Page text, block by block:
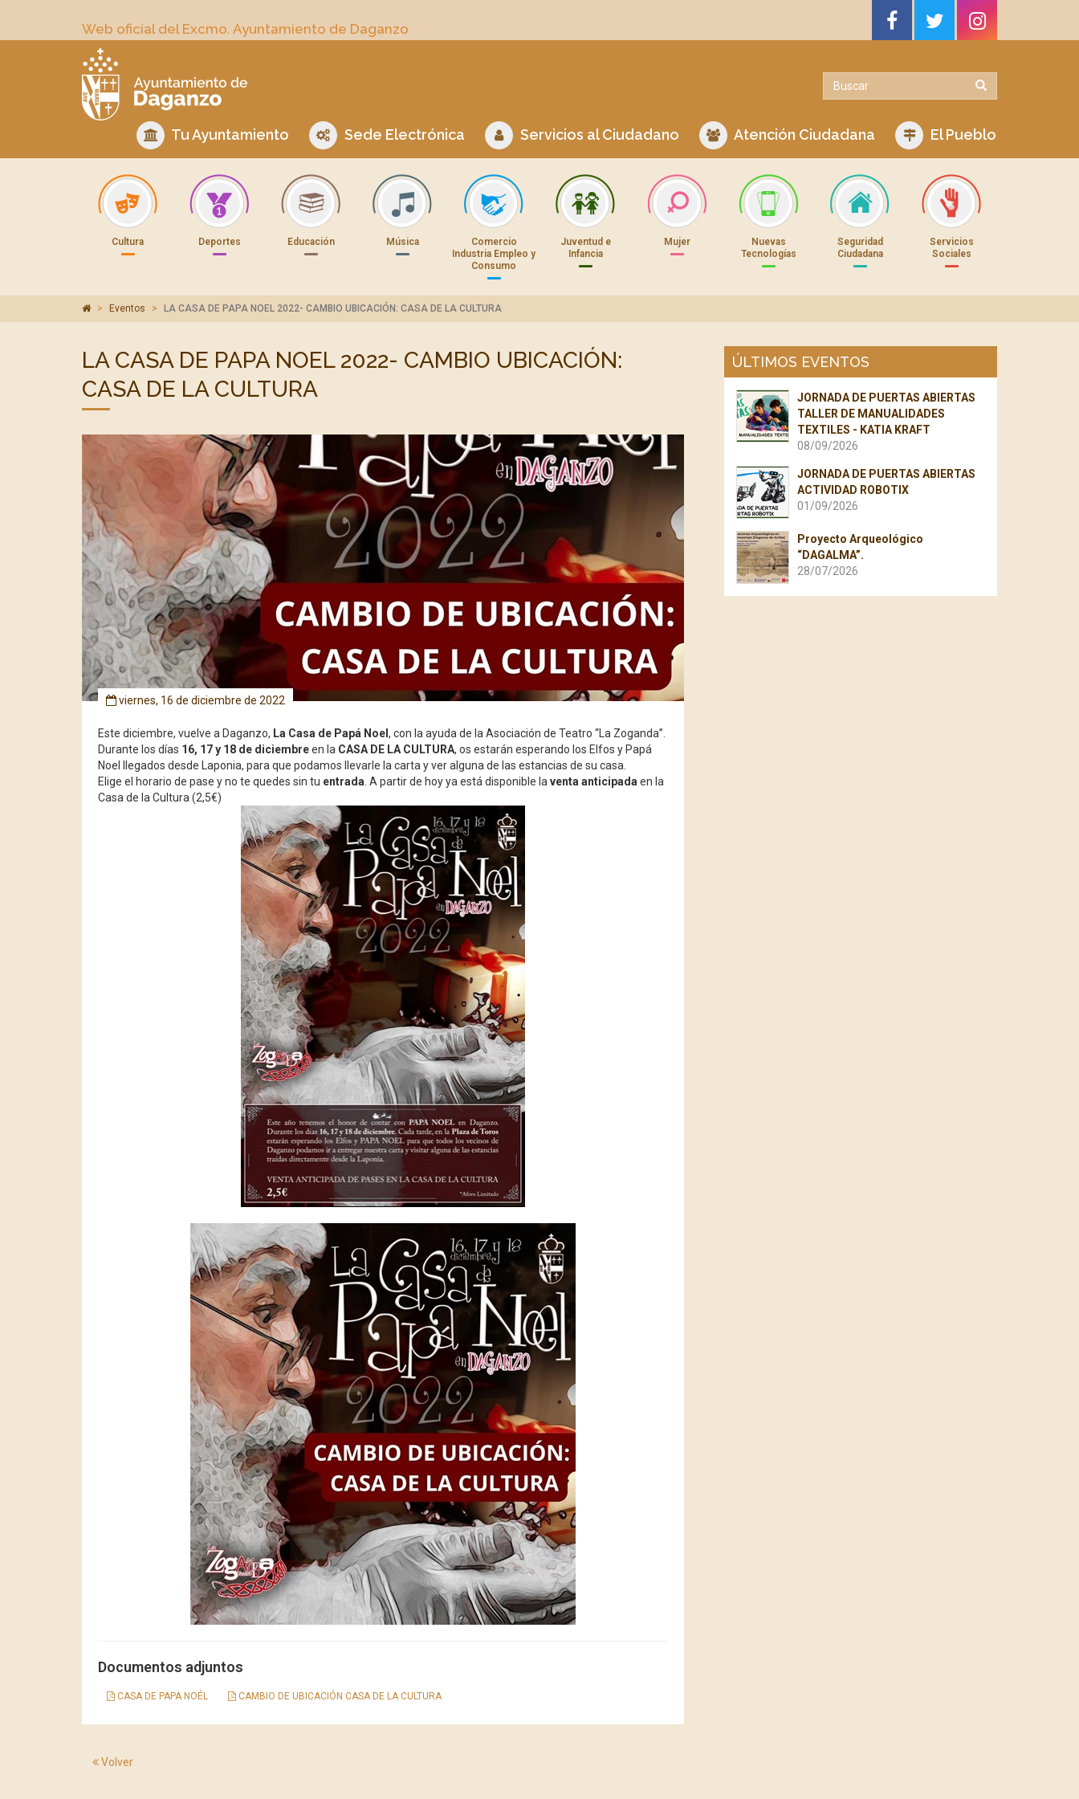
Web oficial del Excmo. Ayuntamiento de Daganzo
Tu Ayuntamiento Sede Electrónica Servicios al Ciudadano Atención Ciudadana El Pueblo
Cultura Deportes Educación Música
Comercio
Industria Empleo y
Consumo
Juventud e
Infancia
Mujer
Nuevas
Tecnologías
Seguridad
Ciudadana
Servicios
Sociales
Eventos LA CASA DE PAPA NOEL 2022- CAMBIO UBICACIÓN: CASA DE LA CULTURA
LA CASA DE PAPA NOEL 2022- CAMBIO UBICACIÓN:
CASA DE LA CULTURA
viernes, 16 de diciembre de 2022
Este diciembre, vuelve a Daganzo, La Casa de Papá Noel , con la ayuda de la Asociación de Teatro “La Zoganda”.
Durante los días 16, 17 y 18 de diciembreen la CASA DE LA CULTURA, os estarán esperando los Elfos y Papá
Noel llegados desde Laponia, para que podamos llevarle la carta y ver alguna de las estancias de su casa.
Elige el horario de pase y no te quedes sin tu entrada . A partir de hoy ya está disponible la venta anticipada en la
Casa de la Cultura (2,5€)
Documentos adjuntos
CASA DE PAPA NOÉL CAMBIO DE UBICACIÓN CASA DE LA CULTURA
Volver
ÚLTIMOS EVENTOS
JORNADA DE PUERTAS ABIERTAS
TALLER DE MANUALIDADES
TEXTILES - KATIA KRAFT
08/09/2026
JORNADA DE PUERTAS ABIERTAS
ACTIVIDAD ROBOTIX
01/09/2026
Proyecto Arqueológico
“DAGALMA”.
28/07/2026